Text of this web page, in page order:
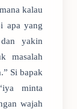
kalau
apa yang
yakin
masalah
Si bapak
minta
wajah